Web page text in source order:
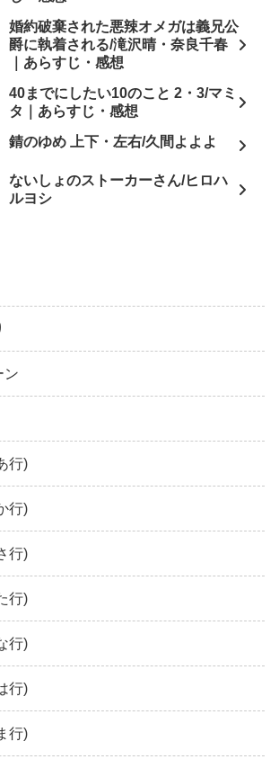
婚約破棄された悪辣オメガは義兄公
爵に執着される/滝沢晴・奈良千春
｜あらすじ・感想
40までにしたい10のこと 2・3/マミ
タ｜あらすじ・感想
錆のゆめ 上下・左右/久間よよよ
ないしょのストーカーさん/ヒロハ
ルヨシ
ン
行)
行)
行)
行)
行)
行)
行)